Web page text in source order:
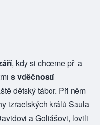
, kdy si chceme při a
s vděčností
dětský tábor. Při něm
izraelských králů Saula
a Goliášovi, lovili